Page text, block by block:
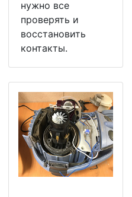
нужно все
проверять и
восстановить
контакты.